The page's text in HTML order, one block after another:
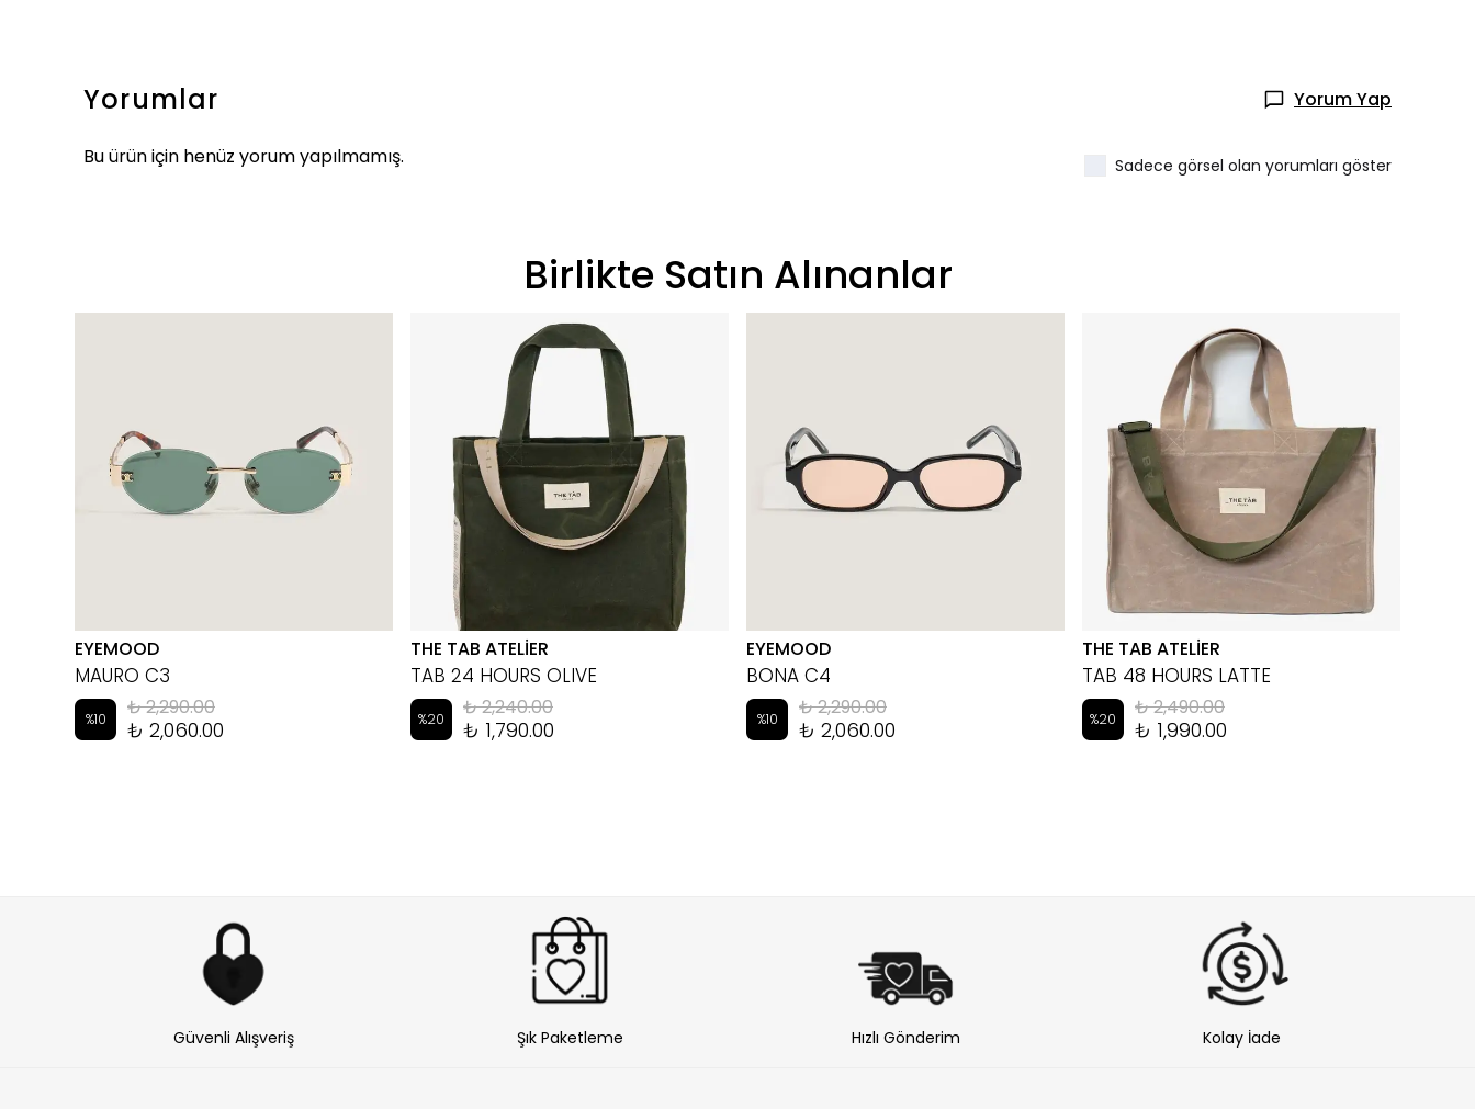
Yorumlar Yorum Yap
Bu ürün için henüz yorum yapılmamış. Sadece görsel olan yorumları göster
Birlikte Satın Alınanlar
EYEMOOD
MAURO C3
%10 ₺ 2,290.00
₺ 2,060.00
THE TAB ATELİER
TAB 24 HOURS OLIVE
%20 ₺ 2,240.00
₺ 1,790.00
EYEMOOD
BONA C4
%10 ₺ 2,290.00
₺ 2,060.00
THE TAB ATELİER
TAB 48 HOURS LATTE
%20 ₺ 2,490.00
₺ 1,990.00
Güvenli Alışveriş Şık Paketleme Hızlı Gönderim Kolay İade